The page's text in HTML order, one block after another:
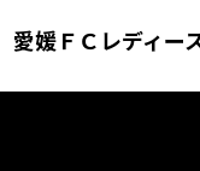
愛媛ＦＣレディ